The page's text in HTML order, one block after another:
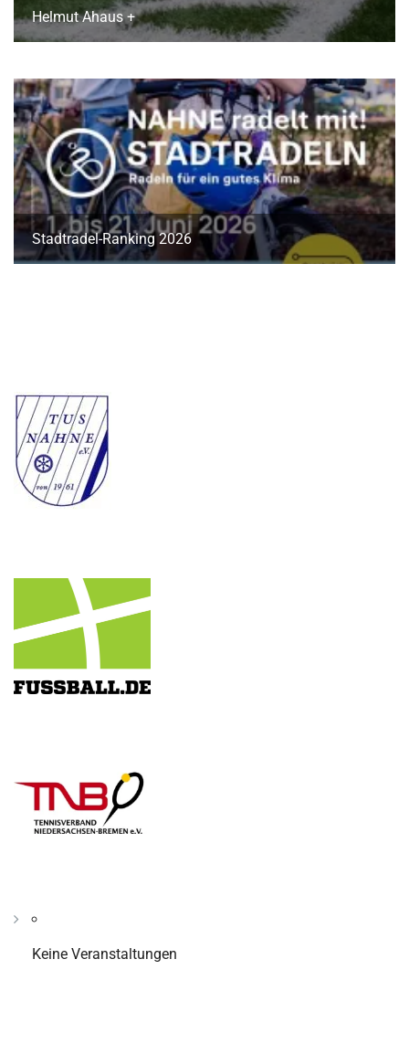
Helmut Ahaus +
Stadtradel-Ranking 2026
Keine Veranstaltungen